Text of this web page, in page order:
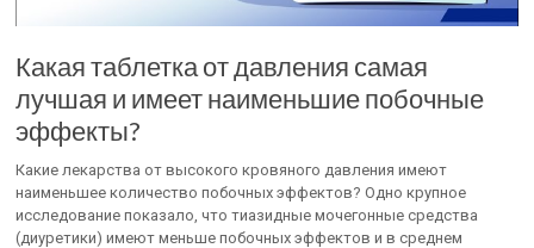
Какая таблетка от давления самая
лучшая и имеет наименьшие побочные
эффекты?
Какие лекарства от высокого кровяного давления имеют
наименьшее количество побочных эффектов? Одно крупное
исследование показало, что тиазидные мочегонные средства
(диуретики) имеют меньше побочных эффектов и в среднем